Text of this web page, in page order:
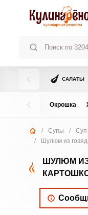
🍆 САЛАТЫ
Окрошка
/ Супы /
Суп
/
Шулюм из
ШУЛЮМ